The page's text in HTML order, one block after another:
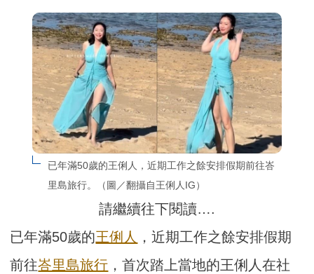
已年滿50歲的王俐人，近期工作之餘安排假期前往峇
里島旅行。（圖／翻攝自王俐人IG）
請繼續往下閱讀….
已年滿50歲的王俐人 ，近期工作之餘安排假期
前往峇里島旅行 ，首次踏上當地的王俐人在社